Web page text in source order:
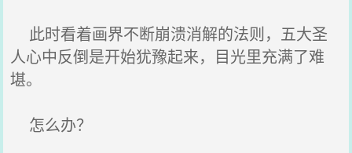
此时看着画界不断崩溃消解的法则，五大圣
人心中反倒是开始犹豫起来，目光里充满了难
堪。
怎么办？